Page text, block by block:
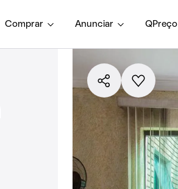
Comprar Anunciar QPreço